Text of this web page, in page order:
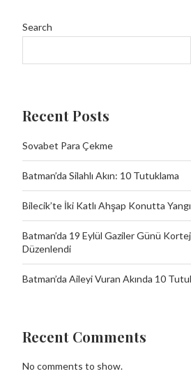
Search
Recent Posts
Sovabet Para Çekme
Batman’da Silahlı Akın: 10 Tutuklama
Bilecik’te İki Katlı Ahşap Konutta
Batman’da 19 Eylül Gaziler Günü
Düzenlendi
Batman’da Aileyi Vuran Akında 10
Recent Comments
No comments to show.